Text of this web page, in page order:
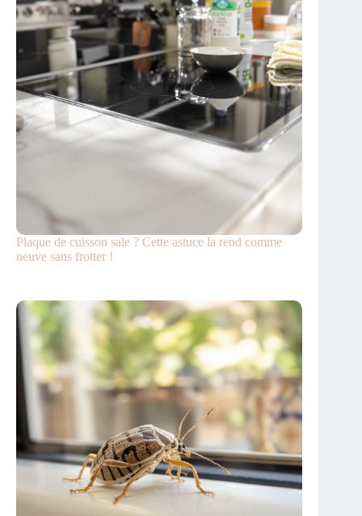
Plaque de cuisson sale ? Cette astuce la rend comme
neuve sans frotter !